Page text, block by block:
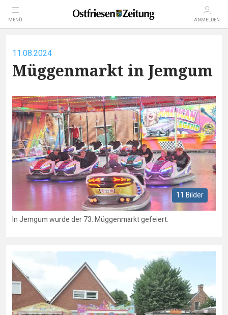
MENÜ ANMELDEN
11.08.2024
Müggenmarkt in Jemgum
11 Bilder
In Jemgum wurde der 73. Müggenmarkt gefeiert.